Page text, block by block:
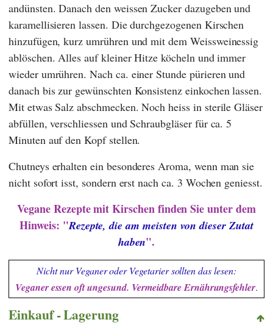
andünsten. Danach den weissen Zucker dazugeben und
karamellisieren lassen. Die durchgezogenen Kirschen
hinzufügen, kurz umrühren und mit dem Weissweinessig
ablöschen. Alles auf kleiner Hitze köcheln und immer
wieder umrühren. Nach ca. einer Stunde pürieren und
danach bis zur gewünschten Konsistenz einkochen lassen.
Mit etwas Salz abschmecken. Noch heiss in sterile Gläser
abfüllen, verschliessen und Schraubgläser für ca. 5
Minuten auf den Kopf stellen.
Chutneys erhalten ein besonderes Aroma, wenn man sie
nicht sofort isst, sondern erst nach ca. 3 Wochen geniesst.
Vegane Rezepte mit Kirschen finden Sie unter dem
Hinweis: "Rezepte, die am meisten von dieser Zutat
haben".
Nicht nur Veganer oder Vegetarier sollten das lesen:
Veganer essen oft ungesund. Vermeidbare Ernährungsfehler.
Einkauf - Lagerung